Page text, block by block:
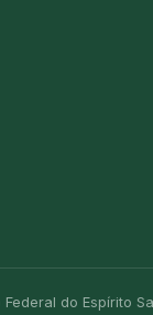
Federal do Espírito